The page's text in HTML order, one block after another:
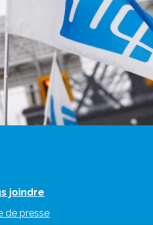
joindre
de presse